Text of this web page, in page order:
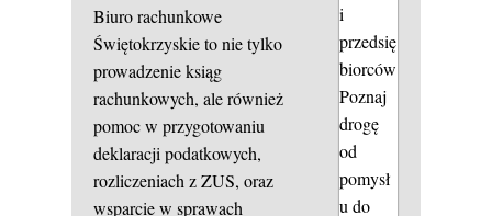
Biuro rachunkowe
Świętokrzyskie to nie tylko
prowadzenie ksiąg
rachunkowych, ale również
pomoc w przygotowaniu
deklaracji podatkowych,
rozliczeniach z ZUS, oraz
wsparcie w sprawach
i
przedsię
biorców
Poznaj
drogę
od
pomysł
u do